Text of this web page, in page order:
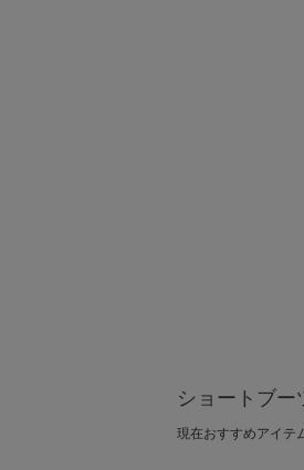
ショートブ
現在おすすめアイテ